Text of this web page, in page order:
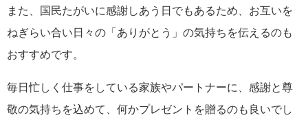
また、国民たがいに感謝しあう日でもあるため、お互いを
ねぎらい合い日々の「ありがとう」の気持ちを伝えるのも
おすすめです。
毎日忙しく仕事をしている家族やパートナーに、感謝と尊
敬の気持ちを込めて、何かプレゼントを贈るのも良いでし